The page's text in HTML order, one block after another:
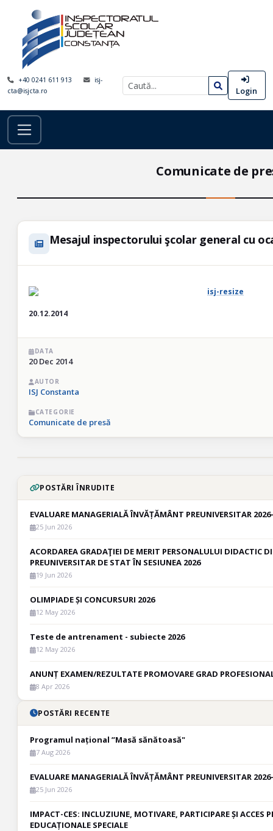
+40 0241 611 913
isj-
cta@isjcta.ro
Login
Comunicate de
Mesajul inspectorului şcolar general cu
20.12.2014
DATA
20 Dec 2014
AUTOR
ISJ Constanta
CATEGORIE
Comunicate de presă
POSTĂRI ÎNRUDITE
EVALUARE MANAGERIALĂ ÎNVĂȚĂMÂNT PREUNIVERSITAR
25 Jun 2026
ACORDAREA GRADAŢIEI DE MERIT PERSONALULUI DIDACTIC
PREUNIVERSITAR DE STAT ÎN SESIUNEA 2026
19 Jun 2026
OLIMPIADE ȘI CONCURSURI 2026
12 May 2026
Teste de antrenament - subiecte 2026
12 May 2026
ANUNȚ EXAMEN/REZULTATE PROMOVARE GRAD
8 Apr 2026
POSTĂRI RECENTE
Programul național ”Masă sănătoasă"
7 Aug 2026
EVALUARE MANAGERIALĂ ÎNVĂȚĂMÂNT PREUNIVERSITAR
25 Jun 2026
IMPACT-CES: INCLUZIUNE, MOTIVARE, PARTICIPARE ȘI ACCES
EDUCAȚIONALE SPECIALE